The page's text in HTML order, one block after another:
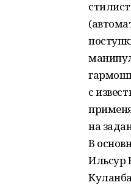
с
на
В
Ильсур